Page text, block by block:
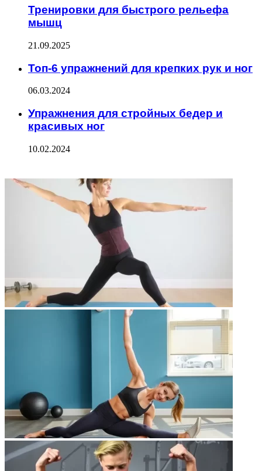
Тренировки для быстрого рельефа
мышц
21.09.2025
Топ-6 упражнений для крепких рук и ног
06.03.2024
Упражнения для стройных бедер и
красивых ног
10.02.2024